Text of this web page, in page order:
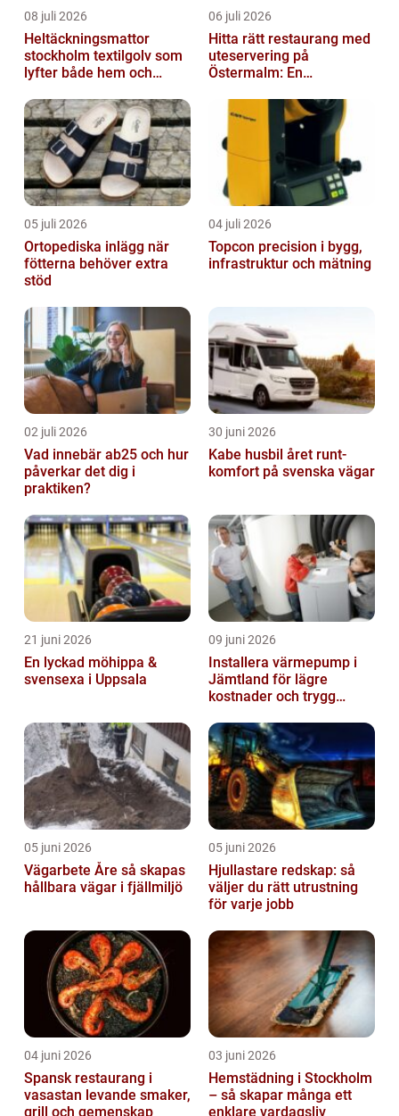
08 juli 2026
Heltäckningsmattor
stockholm textilgolv som
lyfter både hem och
06 juli 2026
Hitta rätt restaurang med
uteservering på
Östermalm: En
i solen
05 juli 2026
Ortopediska inlägg när
fötterna behöver extra
stöd
04 juli 2026
Topcon precision i bygg,
infrastruktur och mätning
02 juli 2026
Vad innebär ab25 och hur
påverkar det dig i
praktiken?
30 juni 2026
Kabe husbil året runt-
komfort på svenska vägar
21 juni 2026
En lyckad möhippa &
svensexa i Uppsala
09 juni 2026
Installera värmepump i
Jämtland för lägre
kostnader och trygg
05 juni 2026
Vägarbete Åre så skapas
hållbara vägar i fjällmiljö
05 juni 2026
Hjullastare redskap: så
väljer du rätt utrustning
för varje jobb
04 juni 2026
Spansk restaurang i
vasastan levande smaker,
grill och gemenskap
03 juni 2026
Hemstädning i Stockholm
– så skapar många ett
enklare vardagsliv